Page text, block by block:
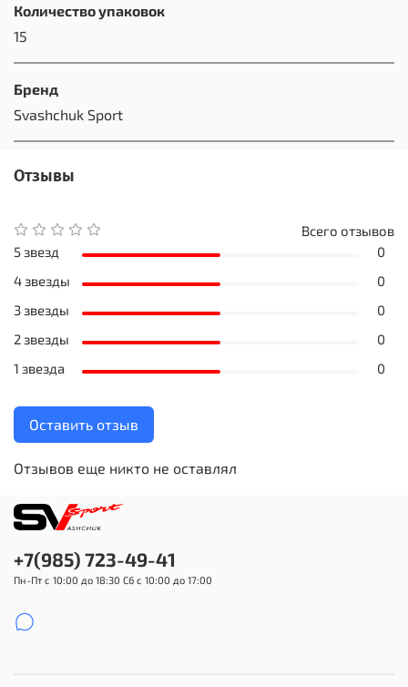
Количество упаковок
15
Бренд
Svashchuk Sport
Отзывы
Отзывов еще никто не оставлял
Всего отзывов
5 звезд
0
4 звезды
0
3 звезды
0
2 звезды
0
1 звезда
0
Оставить отзыв
+7(985) 723-49-41
Пн-Пт с 10:00 до 18:30 Сб с 10:00 до 17:00